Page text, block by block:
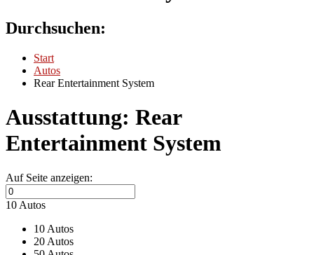
Durchsuchen:
Start
Autos
Rear Entertainment System
Ausstattung: Rear
Entertainment System
Auf Seite anzeigen:
10 Autos
10 Autos
20 Autos